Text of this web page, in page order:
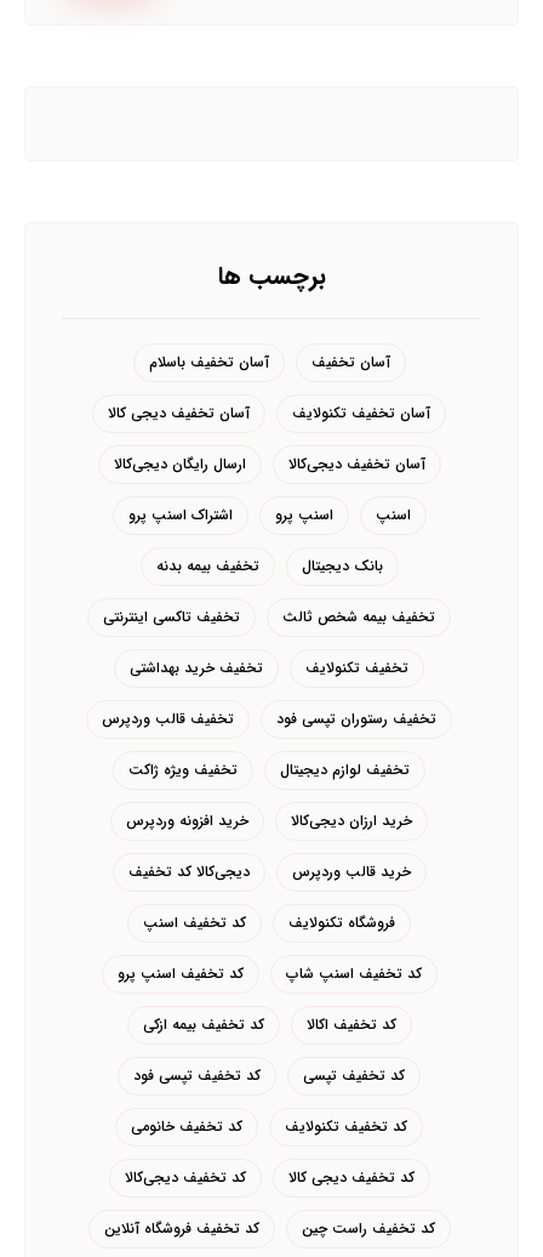
برچسب ها
آسان تخفیف آسان تخفیف باسلام
آسان تخفیف تکنولایف آسان تخفیف دیجی کالا
آسان تخفیف دیجی‌کالا ارسال رایگان دیجی‌کالا
اسنپ اسنپ پرو اشتراک اسنپ پرو
بانک دیجیتال تخفیف بیمه بدنه
تخفیف بیمه شخص ثالث تخفیف تاکسی اینترنتی
تخفیف تکنولایف تخفیف خرید بهداشتی
تخفیف رستوران تپسی فود تخفیف قالب وردپرس
تخفیف لوازم دیجیتال تخفیف ویژه ژاکت
خرید ارزان دیجی‌کالا خرید افزونه وردپرس
خرید قالب وردپرس دیجی‌کالا کد تخفیف
فروشگاه تکنولایف کد تخفیف اسنپ
کد تخفیف اسنپ شاپ کد تخفیف اسنپ پرو
کد تخفیف اکالا کد تخفیف بیمه ازکی
کد تخفیف تپسی کد تخفیف تپسی فود
کد تخفیف تکنولایف کد تخفیف خانومی
کد تخفیف دیجی کالا کد تخفیف دیجی‌کالا
کد تخفیف راست چین کد تخفیف فروشگاه آنلاین